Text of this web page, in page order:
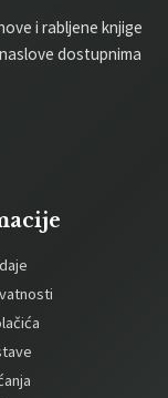
i rabljene knjige
dostupnima